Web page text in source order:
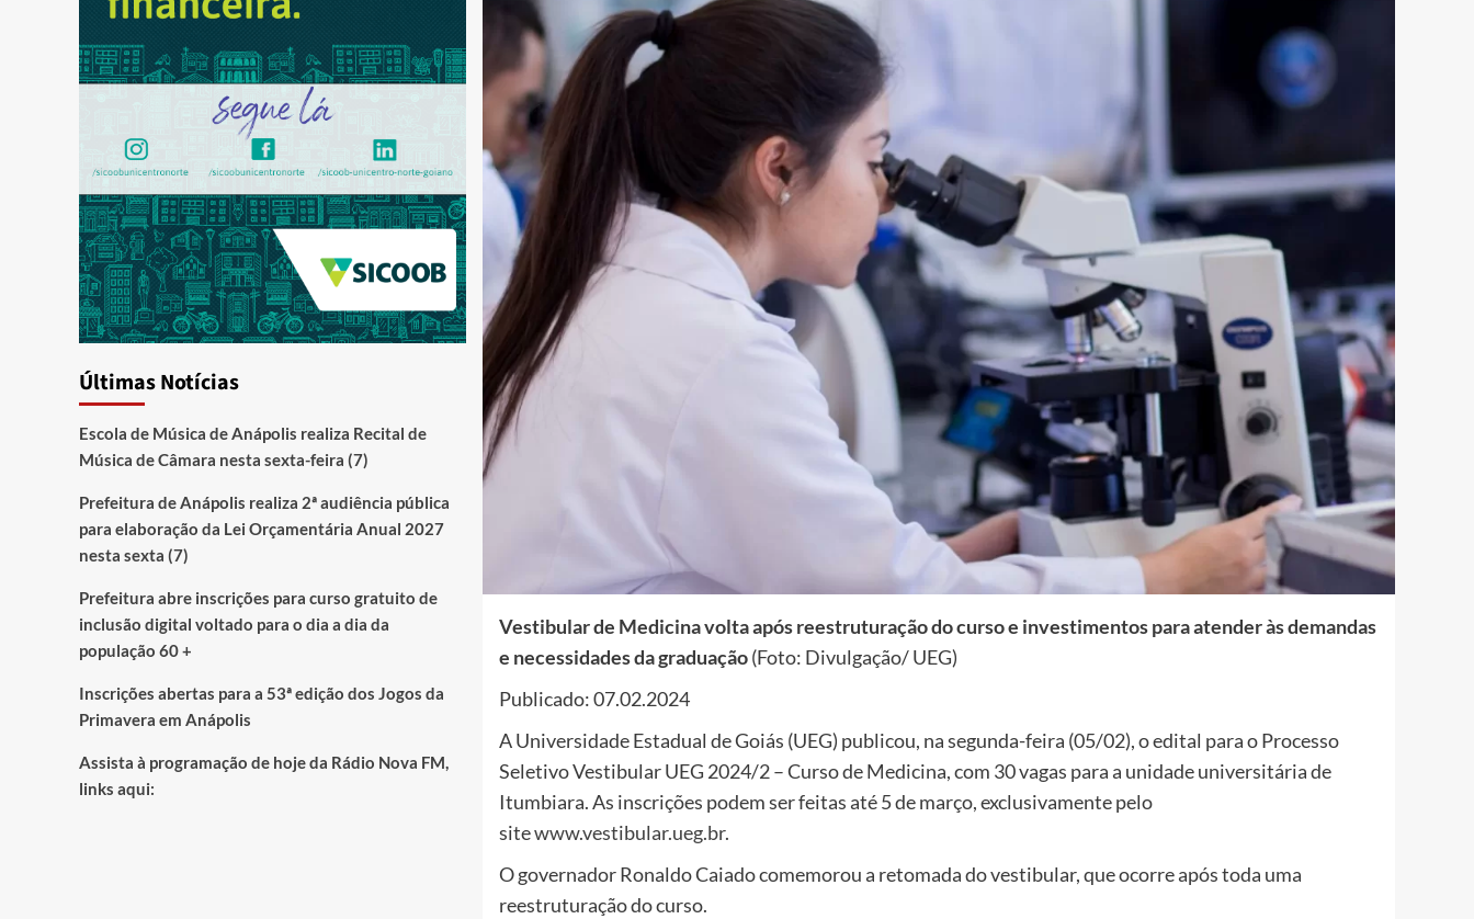
Vestibular de Medicina volta após reestruturação do curso e investimentos para atender às demandas
e necessidades da graduação(Foto: Divulgação/ UEG)
Publicado: 07.02.2024
A Universidade Estadual de Goiás (UEG) publicou, na segunda-feira (05/02), o edital para o Processo
Seletivo Vestibular UEG 2024/2 – Curso de Medicina, com 30 vagas para a unidade universitária de
Itumbiara. As inscrições podem ser feitas até 5 de março, exclusivamente pelo
sitewww.vestibular.ueg.br.
O governador Ronaldo Caiado comemorou a retomada do vestibular, que ocorre após toda uma
reestruturação do curso.
Últimas Notícias
Escola de Música de Anápolis realiza Recital de
Música de Câmara nesta sexta-feira (7)
Prefeitura de Anápolis realiza 2ª audiência pública
para elaboração da Lei Orçamentária Anual 2027
nesta sexta (7)
Prefeitura abre inscrições para curso gratuito de
inclusão digital voltado para o dia a dia da
população 60 +
Inscrições abertas para a 53ª edição dos Jogos da
Primavera em Anápolis
Assista à programação de hoje da Rádio Nova FM,
links aqui: